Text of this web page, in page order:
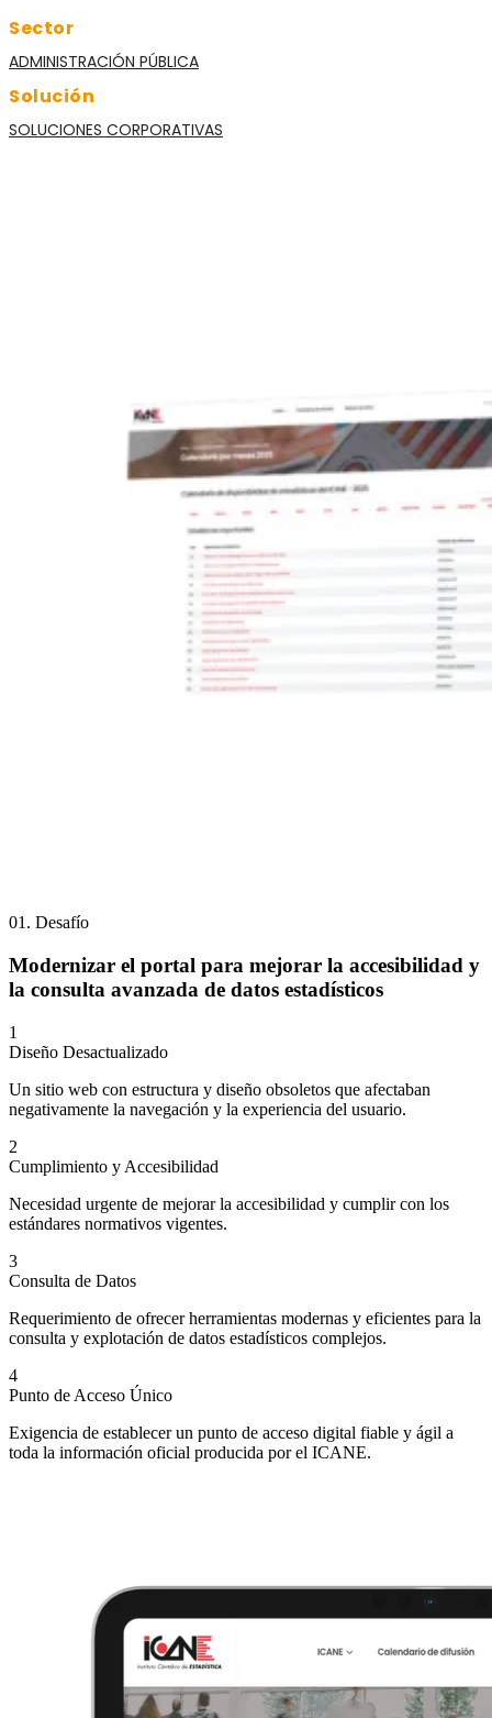
Sector
ADMINISTRACIÓN PÚBLICA
Solución
SOLUCIONES CORPORATIVAS
01. Desafío
Modernizar el portal para mejorar la accesibilidad y
la consulta avanzada de datos estadísticos
1
Diseño Desactualizado
Un sitio web con estructura y diseño obsoletos que afectaban
negativamente la navegación y la experiencia del usuario.
2
Cumplimiento y Accesibilidad
Necesidad urgente de mejorar la accesibilidad y cumplir con los
estándares normativos vigentes.
3
Consulta de Datos
Requerimiento de ofrecer herramientas modernas y eficientes para la
consulta y explotación de datos estadísticos complejos.
4
Punto de Acceso Único
Exigencia de establecer un punto de acceso digital fiable y ágil a
toda la información oficial producida por el ICANE.